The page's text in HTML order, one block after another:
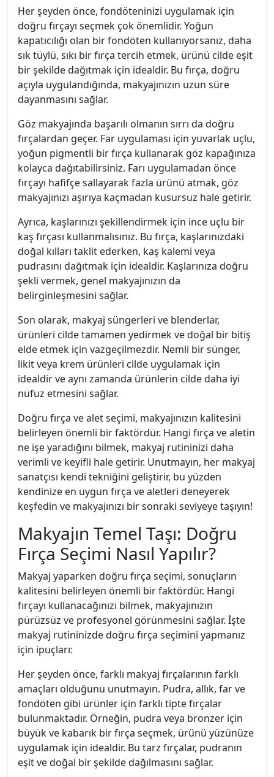
Her şeyden önce, fondöteninizi uygulamak için
doğru fırçayı seçmek çok önemlidir. Yoğun
kapatıcılığı olan bir fondöten kullanıyorsanız, daha
sık tüylü, sıkı bir fırça tercih etmek, ürünü cilde eşit
bir şekilde dağıtmak için idealdir. Bu fırça, doğru
açıyla uygulandığında, makyajınızın uzun süre
dayanmasını sağlar.
Göz makyajında başarılı olmanın sırrı da doğru
fırçalardan geçer. Far uygulaması için yuvarlak uçlu,
yoğun pigmentli bir fırça kullanarak göz kapağınıza
kolayca dağıtabilirsiniz. Farı uygulamadan önce
fırçayı hafifçe sallayarak fazla ürünü atmak, göz
makyajınızı aşırıya kaçmadan kusursuz hale getirir.
Ayrıca, kaşlarınızı şekillendirmek için ince uçlu bir
kaş fırçası kullanmalısınız. Bu fırça, kaşlarınızdaki
doğal kılları taklit ederken, kaş kalemi veya
pudrasını dağıtmak için idealdir. Kaşlarınıza doğru
şekli vermek, genel makyajınızın da
belirginleşmesini sağlar.
Son olarak, makyaj süngerleri ve blenderlar,
ürünleri cilde tamamen yedirmek ve doğal bir bitiş
elde etmek için vazgeçilmezdir. Nemli bir sünger,
likit veya krem ürünleri cilde uygulamak için
idealdir ve aynı zamanda ürünlerin cilde daha iyi
nüfuz etmesini sağlar.
Doğru fırça ve alet seçimi, makyajınızın kalitesini
belirleyen önemli bir faktördür. Hangi fırça ve aletin
ne işe yaradığını bilmek, makyaj rutininizi daha
verimli ve keyifli hale getirir. Unutmayın, her makyaj
sanatçısı kendi tekniğini geliştirir, bu yüzden
kendinize en uygun fırça ve aletleri deneyerek
keşfedin ve makyajınızı bir sonraki seviyeye taşıyın!
Makyajın Temel Taşı: Doğru
Fırça Seçimi Nasıl Yapılır?
Makyaj yaparken doğru fırça seçimi, sonuçların
kalitesini belirleyen önemli bir faktördür. Hangi
fırçayı kullanacağınızı bilmek, makyajınızın
pürüzsüz ve profesyonel görünmesini sağlar. İşte
makyaj rutininizde doğru fırça seçimini yapmanız
için ipuçları:
Her şeyden önce, farklı makyaj fırçalarının farklı
amaçları olduğunu unutmayın. Pudra, allık, far ve
fondöten gibi ürünler için farklı tipte fırçalar
bulunmaktadır. Örneğin, pudra veya bronzer için
büyük ve kabarık bir fırça seçmek, ürünü yüzünüze
uygulamak için idealdir. Bu tarz fırçalar, pudranın
eşit ve doğal bir şekilde dağılmasını sağlar.